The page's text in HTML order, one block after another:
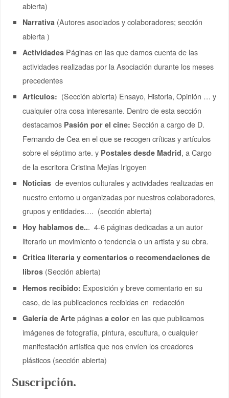
abierta)
Narrativa (Autores asociados y colaboradores; sección
abierta )
Actividades Páginas en las que damos cuenta de las
actividades realizadas por la Asociación durante los meses
precedentes
Artículos: (Sección abierta) Ensayo, Historia, Opinión … y
cualquier otra cosa interesante. Dentro de esta sección
destacamos Pasión por el cine:Sección a cargo de D.
Fernando de Cea en el que se recogen críticas y artículos
sobre el séptimo arte. y Postales desde Madrid, a Cargo
de la escritora Cristina Mejías Irigoyen
Noticias de eventos culturales y actividades realizadas en
nuestro entorno u organizadas por nuestros colaboradores,
grupos y entidades…. (sección abierta)
Hoy hablamos de... 4-6 páginas dedicadas a un autor
literario un movimiento o tendencia o un artista y su obra.
Critica literaria y comentarios o recomendaciones de
libros (Sección abierta)
Hemos recibido: Exposición y breve comentario en su
caso, de las publicaciones recibidas en redacción
Galería de Arte páginasa color en las que publicamos
imágenes de fotografía, pintura, escultura, o cualquier
manifestación artística que nos envíen los creadores
plásticos (sección abierta)
Suscripción.